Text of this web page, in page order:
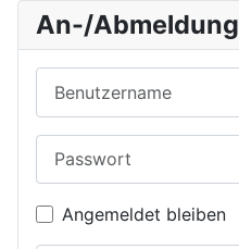
An-/Abmeldung
Angemeldet bleiben